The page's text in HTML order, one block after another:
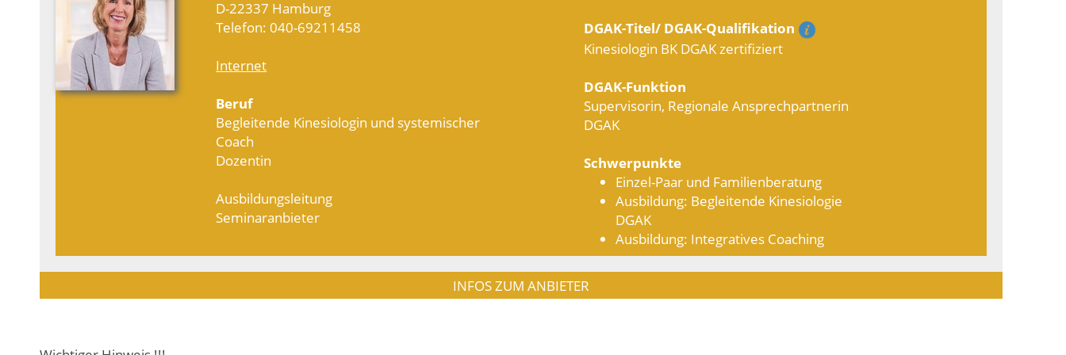
D-22337 Hamburg
Telefon: 040-69211458
Internet
Beruf
Begleitende Kinesiologin und systemischer
Coach
Dozentin
Ausbildungsleitung
Seminaranbieter
DGAK-Titel/ DGAK-Qualifikation
Kinesiologin BK DGAK zertifiziert
DGAK-Funktion
Supervisorin, Regionale Ansprechpartnerin
DGAK
Schwerpunkte
Einzel-Paar und Familienberatung
Ausbildung: Begleitende Kinesiologie
DGAK
Ausbildung: Integratives Coaching
INFOS ZUM ANBIETER